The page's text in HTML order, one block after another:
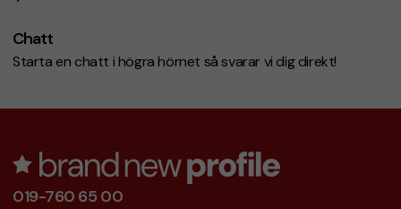
Chatt
Starta en chatt i högra hörnet så svarar vi dig direkt!
019-760 65 00